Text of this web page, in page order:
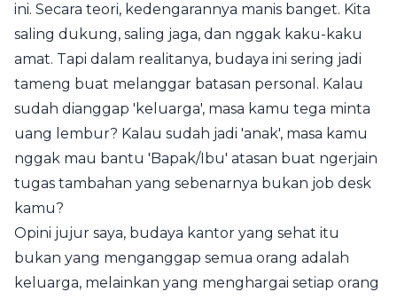
ini. Secara teori, kedengarannya manis banget. Kita
saling dukung, saling jaga, dan nggak kaku-kaku
amat. Tapi dalam realitanya, budaya ini sering jadi
tameng buat melanggar batasan personal. Kalau
sudah dianggap 'keluarga', masa kamu tega minta
uang lembur? Kalau sudah jadi 'anak', masa kamu
nggak mau bantu 'Bapak/Ibu' atasan buat ngerjain
tugas tambahan yang sebenarnya bukan job desk
kamu?
Opini jujur saya, budaya kantor yang sehat itu
bukan yang menganggap semua orang adalah
keluarga, melainkan yang menghargai setiap orang